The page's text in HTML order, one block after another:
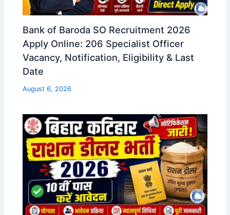
Bank of Baroda SO Recruitment 2026
Apply Online: 206 Specialist Officer
Vacancy, Notification, Eligibility & Last
Date
August 6, 2026